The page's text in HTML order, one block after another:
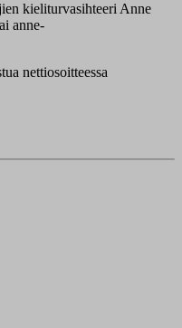
kieliturvasihteeri Anne
anne-
nettiosoitteessa